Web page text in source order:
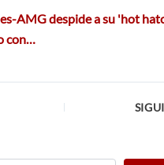
AMG despide a su 'hot
con…